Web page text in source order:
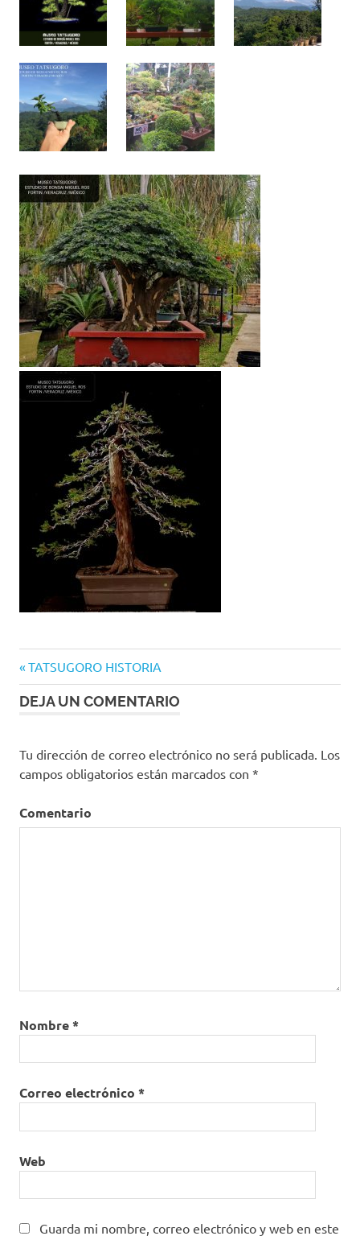
Navegación
entradas
Entrada
anterior:
TATSUGORO HISTORIA
DEJA UN COMENTARIO
Tu dirección de correo electrónico no será publicada. Los
campos obligatorios están marcados con *
Comentario
Nombre*
Correo electrónico *
Web
Guarda mi nombre, correo electrónico y web en este